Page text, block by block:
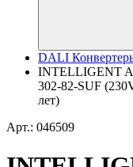
DALI
INTELLIGENT
302-82-SUF
лет)
Арт.: 046509